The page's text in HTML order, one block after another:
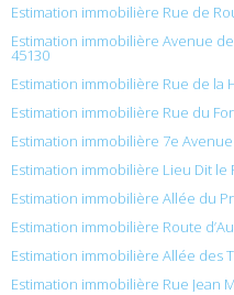
Estimation immobilière Rue de
Estimation immobilière Avenue
45130
Estimation immobilière Rue de la
Estimation immobilière Rue du
Estimation immobilière 7e
Estimation immobilière Lieu Dit le
Estimation immobilière Allée du
Estimation immobilière Route
Estimation immobilière Allée des
Estimation immobilière Rue Jean